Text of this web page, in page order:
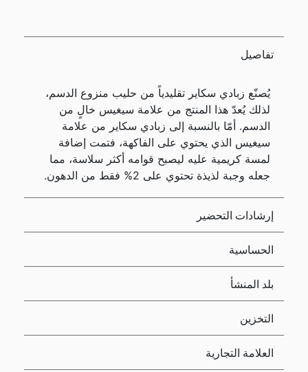
تفاصيل
يُصنّع زبادي سكاير تقليدياً من حليب منزوع الدسم،
لذلك يُعدّ هذا المنتج من علامة سيغيس خالٍ من
الدسم. أمّا بالنسبة إلى زبادي سكاير من علامة
سيغيس الذي يحتوي على الفاكهة، فتمت إضافة
لمسة كريمية عليه ليصبح قوامه أكثر سلاسة، مما
جعله وجبة لذيذة تحتوي على 2% فقط من الدهون.
إرشادات التحضير
الحساسية
بلد المنشأ
التخزين
العلامة التجارية